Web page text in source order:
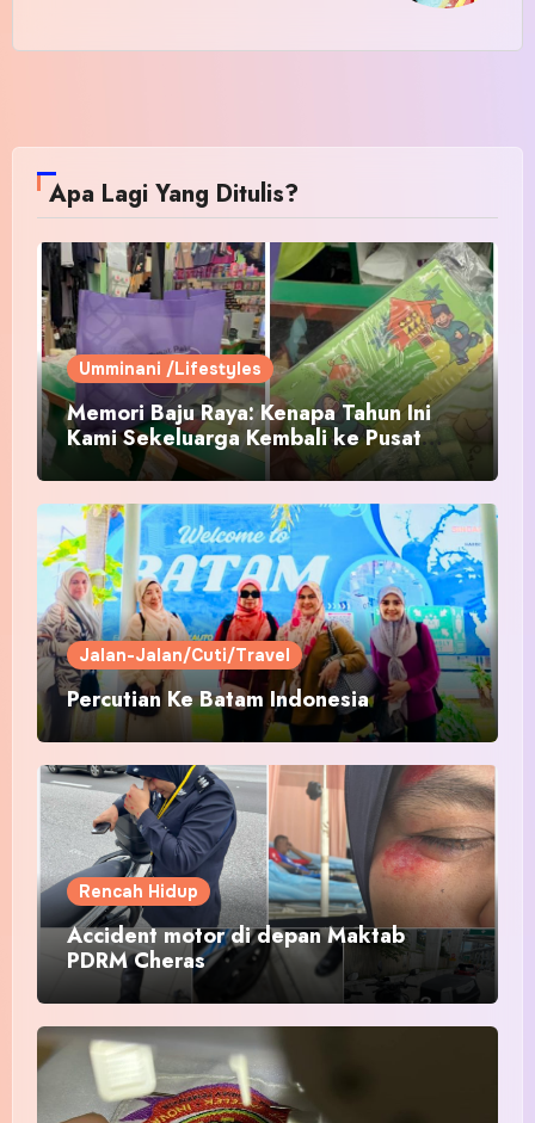
Apa Lagi Yang Ditulis?
Umminani /Lifestyles
Memori Baju Raya: Kenapa Tahun Ini
Kami Sekeluarga Kembali ke Pusat
Pakaian Hari-Hari?
Jalan-Jalan/Cuti/Travel
Percutian Ke Batam Indonesia
Rencah Hidup
Accident motor di depan Maktab
PDRM Cheras